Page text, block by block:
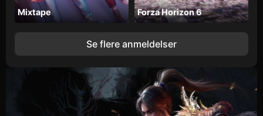
Mixtape Forza Horizon 6
Se flere anmeldelser